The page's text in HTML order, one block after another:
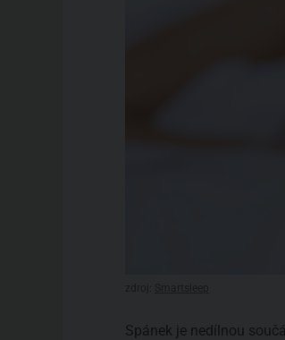
Spánek je nedílnou